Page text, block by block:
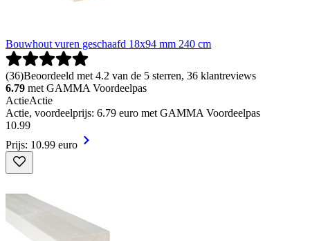
Bouwhout vuren geschaafd 18x94 mm 240 cm
(36)Beoordeeld met 4.2 van de 5 sterren, 36 klantreviews
6.79 met GAMMA Voordeelpas
ActieActie
Actie, voordeelprijs: 6.79 euro met GAMMA Voordeelpas
10.99
Prijs: 10.99 euro